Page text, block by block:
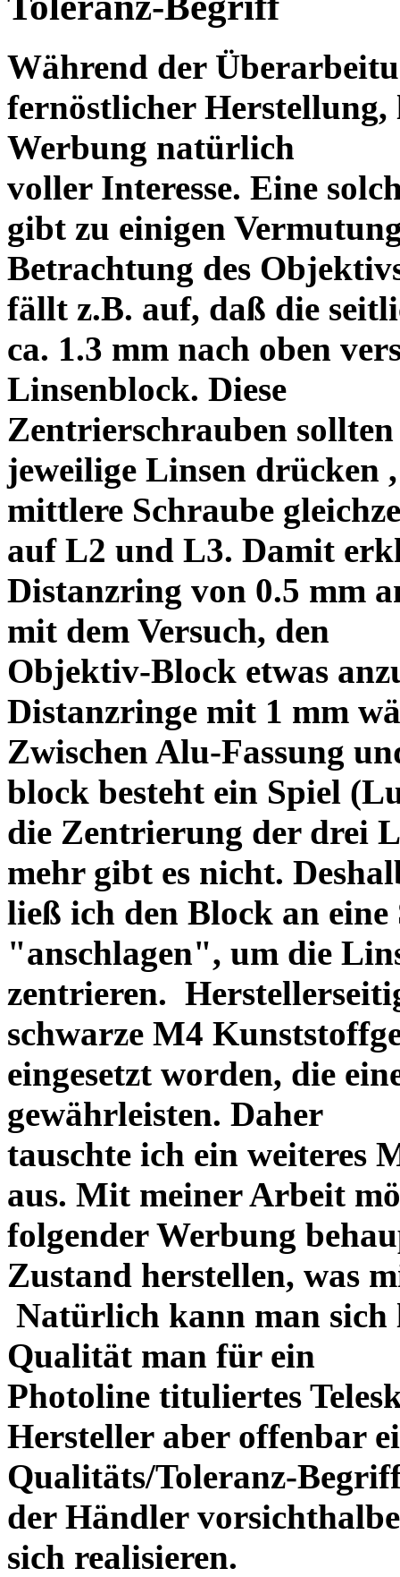
Während der
fernöstlicher Herstellung,
Werbung natürlich
voller Interesse. Eine
gibt zu einigen
Betrachtung des
fällt z.B. auf, daß die
ca. 1.3 mm nach oben
Linsenblock. Diese
Zentrierschrauben
jeweilige Linsen drücken
mittlere Schraube
auf L2 und L3. Damit
Distanzring von 0.5 mm
mit dem Versuch, den
Objektiv-Block etwas
Distanzringe mit 1 mm
Zwischen Alu-Fassung
block besteht ein Spiel
die Zentrierung der drei
mehr gibt es nicht.
ließ ich den Block an eine
"anschlagen", um die
zentrieren.
schwarze M4
eingesetzt worden, die
gewährleisten. Daher
tauschte ich ein weiteres
aus. Mit meiner Arbeit
folgender Werbung
Zustand herstellen, was
Natürlich kann man sich
Qualität man für ein
Photoline tituliertes
Hersteller aber offenbar
Qualitäts/Toleranz-
der Händler
sich realisieren.